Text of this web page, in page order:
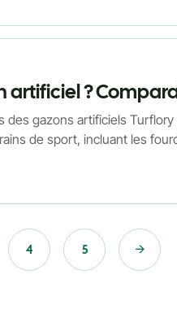
des gazons artificiels
de sport, incluant les
4 5